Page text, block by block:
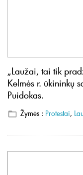
„Laužai, tai tik
Kelmės r. ūkininkų
Puidokas.
Žymės : Protestai,